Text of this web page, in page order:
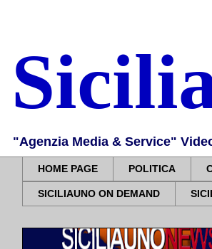
"Agenzia Media & Service"
HOME PAGE POLITICA
SICILIAUNO ON DEMAND